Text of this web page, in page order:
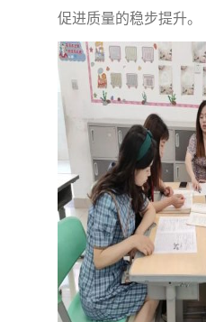
促进质量的稳步提升。